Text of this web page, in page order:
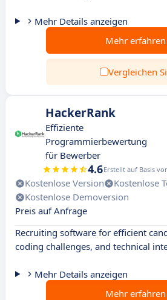
Mehr Details anzeigen
Mehr erfahren
Vergleichen
HackerRank
Effiziente
Programmierbewertung
für Bewerber
4.6Erstellt auf Basis
Kostenlose Version
Kostenlose
Kostenlose Demoversion
Preis auf Anfrage
Recruiting software for efficient
coding challenges, and technical
Mehr Details anzeigen
Mehr erfahren